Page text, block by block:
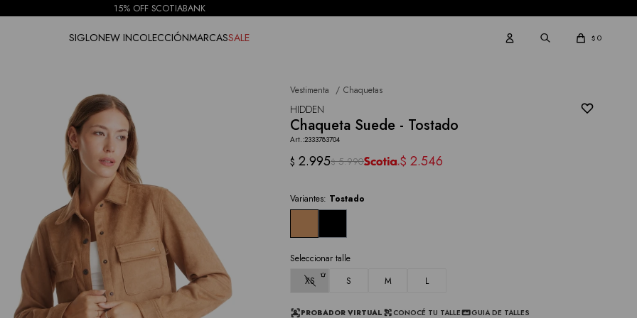
15% OFF SCOTIABANK
SIGLONEW INCOLECCIÓNMARCASSALE $ 0
Vestimenta Chaquetas
HIDDEN
Chaqueta Suede - Tostado
2333783704
$ 2.995$ 5.990 $ 2.546
Variantes: Tostado
Seleccionar talle
XS
S M L
PROBADOR VIRTUAL CONOCÉ TU TALLE GUIA DE TALLES
NOTIFICARME